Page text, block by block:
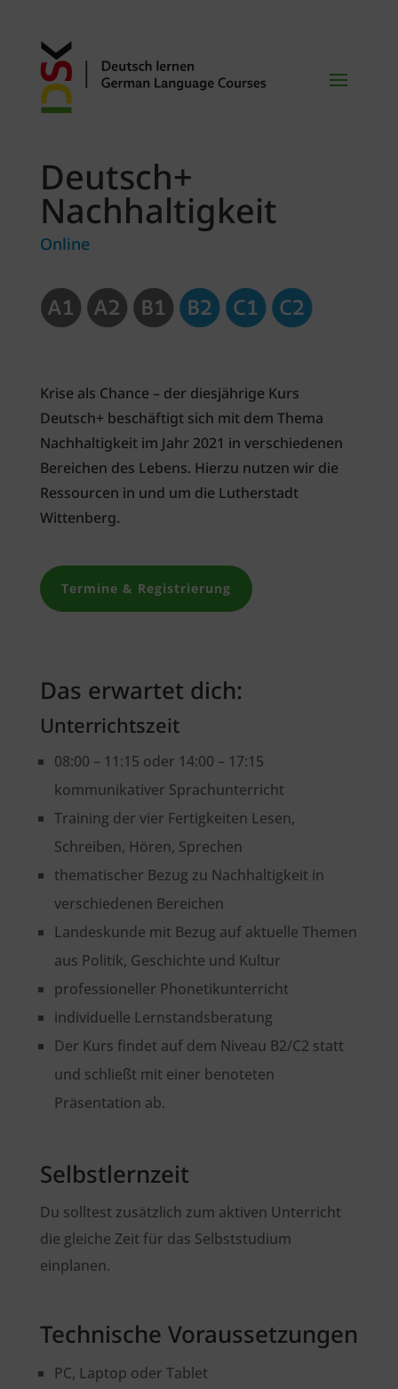
Deutsch+
Nachhaltigkeit
Online
Krise als Chance – der diesjährige Kurs
Deutsch+ beschäftigt sich mit dem Thema
Nachhaltigkeit im Jahr 2021 in verschiedenen
Bereichen des Lebens. Hierzu nutzen wir die
Ressourcen in und um die Lutherstadt
Wittenberg.
Termine & Registrierung
Das erwartet dich:
Unterrichtszeit
08:00 – 11:15 oder 14:00 – 17:15
kommunikativer Sprachunterricht
Training der vier Fertigkeiten Lesen,
Schreiben, Hören, Sprechen
thematischer Bezug zu Nachhaltigkeit in
verschiedenen Bereichen
Landeskunde mit Bezug auf aktuelle Themen
aus Politik, Geschichte und Kultur
professioneller Phonetikunterricht
individuelle Lernstandsberatung
Der Kurs findet auf dem Niveau B2/C2 statt
und schließt mit einer benoteten
Präsentation ab.
Selbstlernzeit
Du solltest zusätzlich zum aktiven Unterricht
die gleiche Zeit für das Selbststudium
einplanen.
Technische Voraussetzungen
PC, Laptop oder Tablet